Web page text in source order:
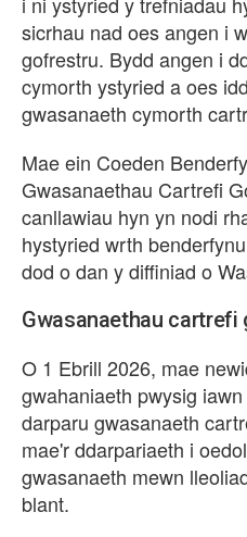
sicrhau nad oes angen i
gofrestru. Bydd angen i
cymorth ystyried a oes
gwasanaeth cymorth
Mae ein Coeden
Gwasanaethau Cartrefi
canllawiau hyn yn nodi
hystyried wrth
dod o dan y diffiniad o
Gwasanaethau cartrefi
O 1 Ebrill 2026, mae
gwahaniaeth pwysig
darparu gwasanaeth
mae'r ddarpariaeth i
gwasanaeth mewn
blant.